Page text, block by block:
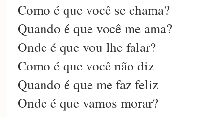
Como é que você se chama?
Quando é que você me ama?
Onde é que vou lhe falar?
Como é que você não diz
Quando é que me faz feliz
Onde é que vamos morar?